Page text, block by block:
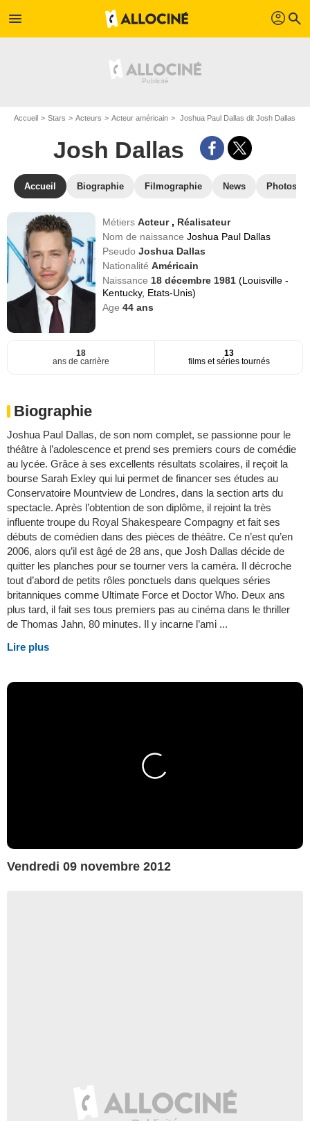
menu profil search
Accueil Stars Acteurs Acteur américain Joshua Paul Dallas dit Josh Dallas
Josh Dallas
Accueil Biographie Filmographie News Photos
MétiersActeur , Réalisateur
Nom de naissanceJoshua Paul Dallas
PseudoJoshua Dallas
NationalitéAméricain
Naissance 18 décembre 1981(Louisville -
Kentucky, Etats-Unis)
Age44 ans
18
ans de carrière
13
films et séries tournés
Biographie
Joshua Paul Dallas, de son nom complet, se passionne pour le
théâtre à l’adolescence et prend ses premiers cours de comédie
au lycée. Grâce à ses excellents résultats scolaires, il reçoit la
bourse Sarah Exley qui lui permet de financer ses études au
Conservatoire Mountview de Londres, dans la section arts du
spectacle. Après l’obtention de son diplôme, il rejoint la très
influente troupe du Royal Shakespeare Compagny et fait ses
débuts de comédien dans des pièces de théâtre. Ce n’est qu’en
2006, alors qu’il est âgé de 28 ans, que Josh Dallas décide de
quitter les planches pour se tourner vers la caméra. Il décroche
tout d’abord de petits rôles ponctuels dans quelques séries
britanniques comme Ultimate Force et Doctor Who. Deux ans
plus tard, il fait ses tous premiers pas au cinéma dans le thriller
de Thomas Jahn, 80 minutes. Il y incarne l’ami ...
Lire plus
Vendredi 09 novembre 2012